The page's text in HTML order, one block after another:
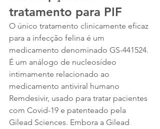
tratamento para PIF
O único tratamento clinicamente eficaz
para a infecção felina é um
medicamento denominado GS-441524.
É um análogo de nucleosídeo
intimamente relacionado ao
medicamento antiviral humano
Remdesivir, usado para tratar pacientes
com Covid-19 e patenteado pela
Gilead Sciences. Embora a Gilead